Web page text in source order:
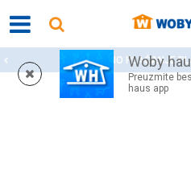
Woby
Preuzmite
haus app
SIGURNO PLAĆANJE